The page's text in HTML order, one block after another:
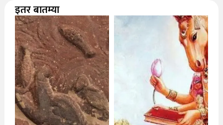
इतर बातम्या